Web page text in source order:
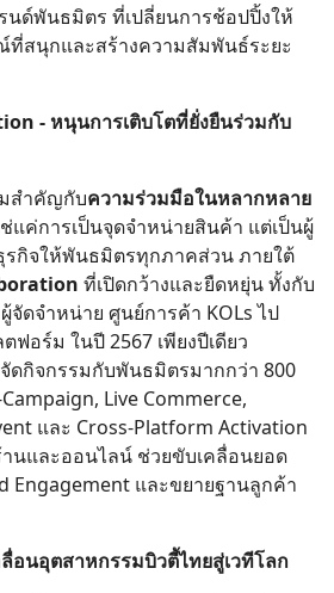
นด์พันธมิตร ที่เปลี่ยนการช้อปปิ้งให้
ที่สนุกและสร้างความสัมพันธ์ระยะ
- หนุนการเติบโตที่ยั่งยืนร่วมกับ
มสำคัญกับความร่วมมือในหลากหลาย
แค่การเป็นจุดจำหน่ายสินค้า แต่เป็นผู้
รกิจให้พันธมิตรทุกภาคส่วน ภายใต้
ที่เปิดกว้างและยืดหยุ่น ทั้งกับ
จัดจำหน่าย ศูนย์การค้า KOLs ไป
อร์ม ในปี 2567 เพียงปีเดียว
ดกิจกรรมกับพันธมิตรมากกว่า 800
Live Commerce,
และ Cross-Platform Activation
นและออนไลน์ ช่วยขับเคลื่อนยอด
Engagement และขยายฐานลูกค้า
อนอุตสาหกรรมบิวตี้ไทยสู่เวทีโลก